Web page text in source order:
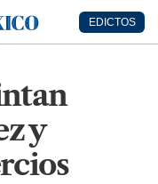
EDICTOS
y